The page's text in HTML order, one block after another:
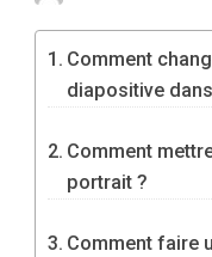
Comment
diapositive
Comment
portrait ?
Comment faire